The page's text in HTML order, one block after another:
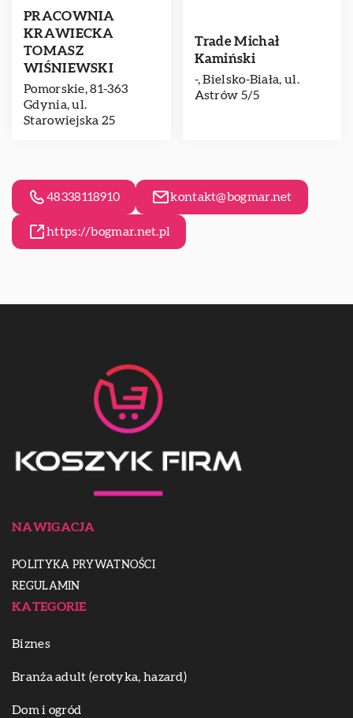
PRACOWNIA
KRAWIECKA
TOMASZ
WIŚNIEWSKI
Pomorskie, 81-363
Gdynia, ul.
Starowiejska 25
Trade Michał
Kamiński
-, Bielsko-Biała, ul.
Astrów 5/5
48338118910 kontakt@bogmar.net
https://bogmar.net.pl
NAWIGACJA
POLITYKA PRYWATNOŚCI
REGULAMIN
KATEGORIE
Biznes
Branża adult (erotyka, hazard)
Dom i ogród